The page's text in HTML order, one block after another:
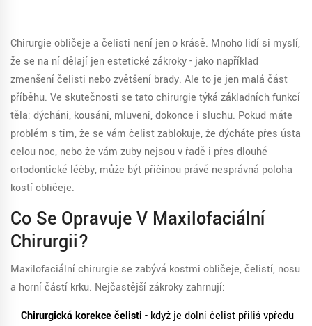
Chirurgie obličeje a čelisti není jen o krásě. Mnoho lidí si myslí,
že se na ní dělají jen estetické zákroky - jako například
zmenšení čelisti nebo zvětšení brady. Ale to je jen malá část
příběhu. Ve skutečnosti se tato chirurgie týká základních funkcí
těla: dýchání, kousání, mluvení, dokonce i sluchu. Pokud máte
problém s tím, že se vám čelist zablokuje, že dýcháte přes ústa
celou noc, nebo že vám zuby nejsou v řadě i přes dlouhé
ortodontické léčby, může být příčinou právě nesprávná poloha
kostí obličeje.
Co Se Opravuje V Maxilofaciální
Chirurgii?
Maxilofaciální chirurgie se zabývá kostmi obličeje, čelistí, nosu
a horní částí krku. Nejčastější zákroky zahrnují:
Chirurgická korekce čelisti - když je dolní čelist příliš vpředu